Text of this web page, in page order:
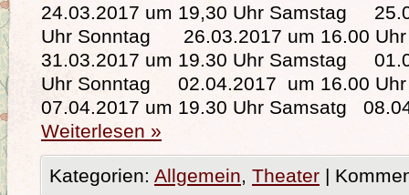
24.03.2017 um 19,30 Uhr Samstag
Uhr Sonntag 26.03.2017 um 16.00
31.03.2017 um 19.30 Uhr Samstag
Uhr Sonntag 02.04.2017 um 16.00
07.04.2017 um 19.30 Uhr Samsatg
Weiterlesen »
Kategorien: Allgemein, Theater |